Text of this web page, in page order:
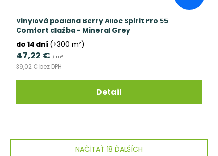
Vinylová podlaha Berry Alloc Spirit Pro 55
Comfort dlažba - Mineral Grey
do 14 dní (>300 m²)
39,02 € bez DPH
47,22 € / m²
Detail
NAČÍTAŤ 18 ĎALŠÍCH